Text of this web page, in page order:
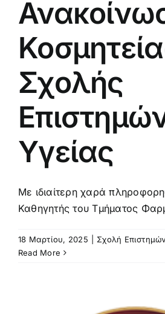
Σχολής
Υγείας
Με ιδιαίτερη χαρά
Καθηγητής του Τμήματος
18 Μαρτίου, 2025
Σχολή
Read More